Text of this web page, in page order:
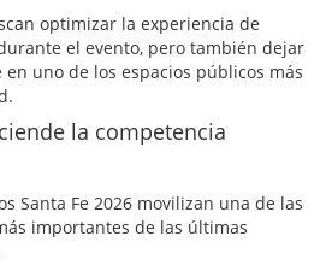
optimizar la experiencia de
el evento, pero también dejar
uno de los espacios públicos más
la competencia
Santa Fe 2026 movilizan una de las
importantes de las últimas